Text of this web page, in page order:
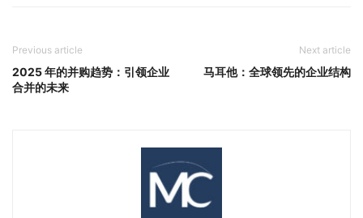
Previous article
2025 年的并购趋势：引领企业
合并的未来
Next article
马耳他：全球领先的企业结构